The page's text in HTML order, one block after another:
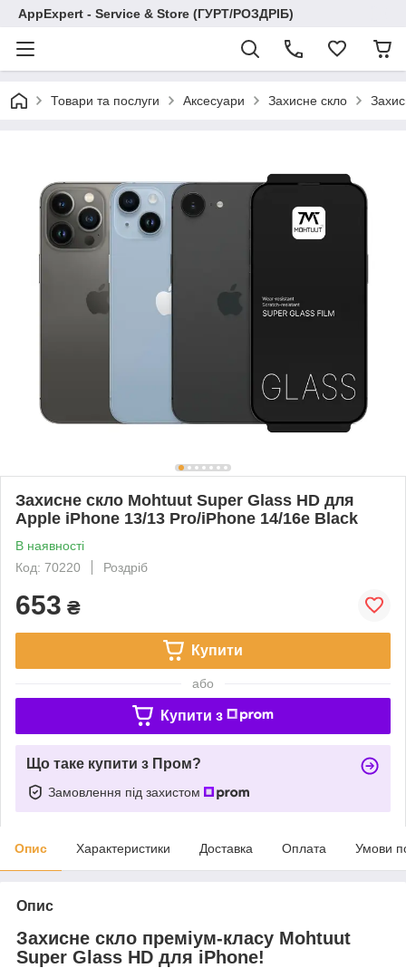
AppExpert - Service & Store (ГУРТ/РОЗДРІБ)
Товари та послуги Аксесуари Захисне скло
Захисне скло Mohtuut Super Glass HD для
Apple iPhone 13/13 Pro/iPhone 14/16e Black
В наявності
Код: 70220
Роздріб
653 ₴
Купити
або
Купити з
Що таке купити з Пром?
Замовлення під захистом
Опис Характеристики Доставка Оплата Умови
Опис
Захисне скло преміум-класу Mohtuut
Super Glass HD для iPhone!